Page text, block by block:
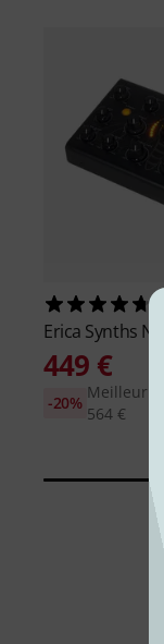
Erica Synths
449 €
Meilleur
564 €
-20%